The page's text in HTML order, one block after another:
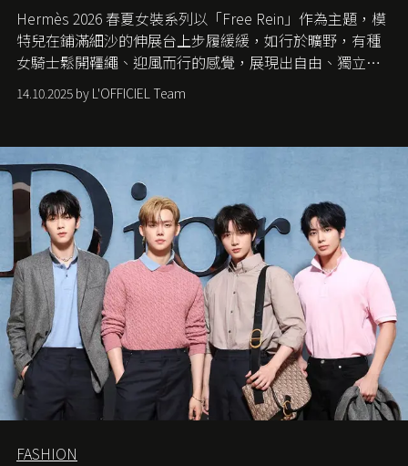
Hermès 2026 春夏女裝系列以「Free Rein」作為主題，模
特兒在鋪滿細沙的伸展台上步履緩緩，如行於曠野，有種
女騎士鬆開韁繩、迎風而行的感覺，展現出自由、獨立與
從容的態度。
14.10.2025 by L'OFFICIEL Team
FASHION